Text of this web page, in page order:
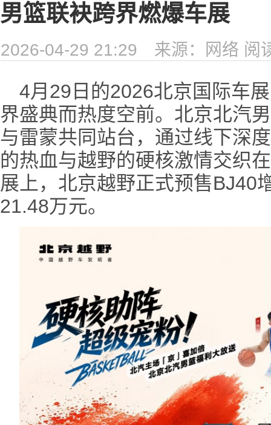
男篮联袂跨界燃爆车展
2026-04-29 21:29 来源：网络 阅
4月29日的2026北京国际车
界盛典而热度空前。北京北汽
与雷蒙共同站台，通过线下深
的热血与越野的硬核激情交织
展上，北京越野正式预售BJ40
21.48万元。